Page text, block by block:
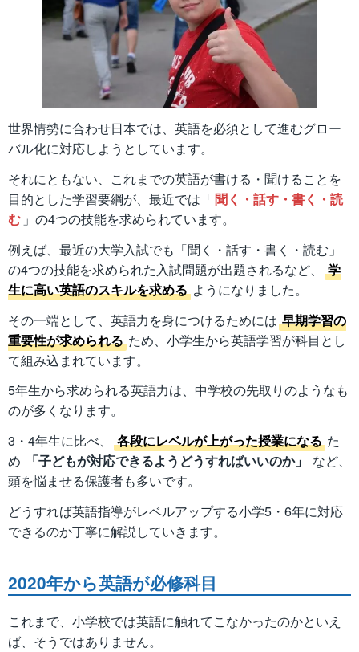
世界情勢に合わせ日本では、英語を必須として進むグロー
バル化に対応しようとしています。
それにともない、これまでの英語が書ける・聞けることを
目的とした学習要綱が、最近では「聞く・話す・書く・読
む 」の4つの技能を求められています。
例えば、最近の大学入試でも「聞く・話す・書く・読む」
の4つの技能を求められた入試問題が出題されるなど、
学
生に高い英語のスキルを求める ようになりました。
その一端として、英語力を身につけるためには 早期学習の
重要性が求められる ため、小学生から英語学習が科目とし
て組み込まれています。
5年生から求められる英語力は、中学校の先取りのようなも
のが多くなります。
3・4年生に比べ、
各段にレベルが上がった授業になる た
め
「子どもが対応できるようどうすればいいのか」
など、
頭を悩ませる保護者も多いです。
どうすれば英語指導がレベルアップする小学5・6年に対応
できるのか丁寧に解説していきます。
2020年から英語が必修科目
これまで、小学校では英語に触れてこなかったのかといえ
ば、そうではありません。